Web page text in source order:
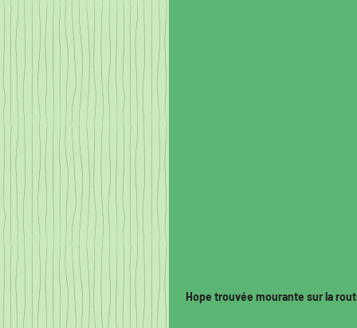
Hope trouvée mourante sur la